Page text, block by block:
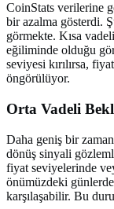
CoinStats verilerine
bir azalma gösterdi.
görmekte. Kısa
eğiliminde olduğu
seviyesi kırılırsa,
öngörülüyor.
Orta Vadeli
Daha geniş bir
dönüş sinyali
fiyat seviyelerinde
önümüzdeki
karşılaşabilir. Bu